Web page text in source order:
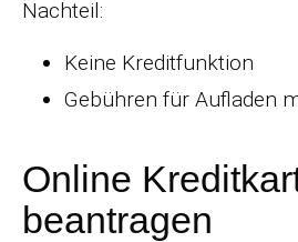
Nachteil:
Keine Kreditfunktion
Gebühren für Aufladen
Online
beantragen